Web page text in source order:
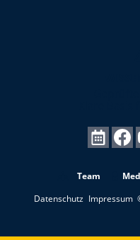
Team
Datenschutz Impressum